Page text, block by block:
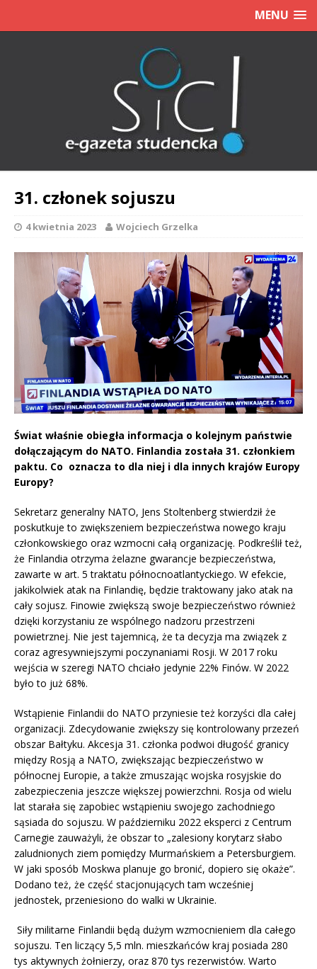
MENU
31. członek sojuszu
4 kwietnia 2023 Wojciech Grzelka
Świat właśnie obiegła informacja o kolejnym państwie
dołączającym do NATO. Finlandia została 31. członkiem
paktu. Co oznacza to dla niej i dla innych krajów Europy
Europy?
Sekretarz generalny NATO, Jens Stoltenberg stwierdził że
poskutkuje to zwiększeniem bezpieczeństwa nowego kraju
członkowskiego oraz wzmocni całą organizację. Podkreślił też,
że Finlandia otrzyma żelazne gwarancje bezpieczeństwa,
zawarte w art. 5 traktatu północnoatlantyckiego. W efekcie,
jakikolwiek atak na Finlandię, będzie traktowany jako atak na
cały sojusz. Finowie zwiększą swoje bezpieczeństwo również
dzięki korzystaniu ze wspólnego nadzoru przestrzeni
powietrznej. Nie jest tajemnicą, że ta decyzja ma związek z
coraz agresywniejszymi poczynaniami Rosji. W 2017 roku
wejścia w szeregi NATO chciało jedynie 22% Finów. W 2022
było to już 68%.
Wstąpienie Finlandii do NATO przyniesie też korzyści dla całej
organizacji. Zdecydowanie zwiększy się kontrolowany przezeń
obszar Bałtyku. Akcesja 31. członka podwoi długość granicy
między Rosją a NATO, zwiększając bezpieczeństwo w
północnej Europie, a także zmuszając wojska rosyjskie do
zabezpieczenia jeszcze większej powierzchni. Rosja od wielu
lat starała się zapobiec wstąpieniu swojego zachodniego
sąsiada do sojuszu. W październiku 2022 eksperci z Centrum
Carnegie zauważyli, że obszar to „zalesiony korytarz słabo
zaludnionych ziem pomiędzy Murmańskiem a Petersburgiem.
W jaki sposób Moskwa planuje go bronić, dopiero się okaże”.
Dodano też, że część stacjonujących tam wcześniej
jednostek, przeniesiono do walki w Ukrainie.
Siły militarne Finlandii będą dużym wzmocnieniem dla całego
sojuszu. Ten liczący 5,5 mln. mieszkańców kraj posiada 280
tys aktywnych żołnierzy, oraz 870 tys rezerwistów. Warto